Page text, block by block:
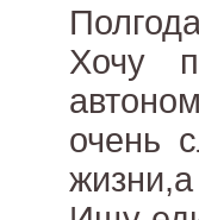
Хочу
очень
жизни,а